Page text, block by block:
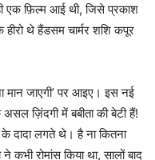
एक फ़िल्म आई थी, जिसे प्रकाश
हीरो थे हैंडसम चार्मर शशि कपूर
मान जाएगी’ पर आइए। इस नई
ज़िंदगी में बबीता की बेटी हैं!
दादा लगते थे। है ना कितना
रोमांस किया था, सालों बाद